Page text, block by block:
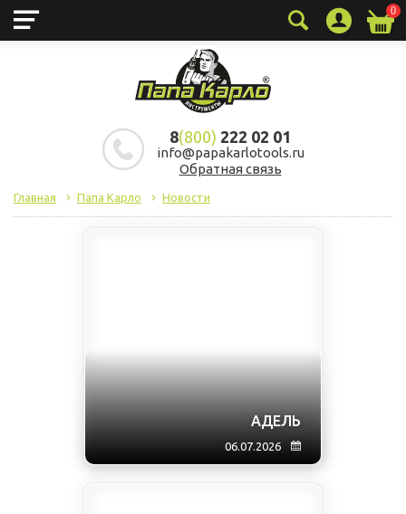
0
8(800) 222 02 01
info@papakarlotools.ru
Обратная связь
Главная Папа Карло Новости
АДЕЛЬ
06.07.2026